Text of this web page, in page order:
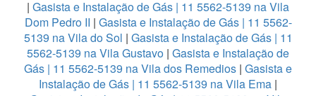
| Gasista e Instalação de Gás | 11 5562-5139 na Vila
Dom Pedro II | Gasista e Instalação de Gás | 11 5562-
5139 na Vila do Sol | Gasista e Instalação de Gás | 11
5562-5139 na Vila Gustavo | Gasista e Instalação de
Gás | 11 5562-5139 na Vila dos Remedios | Gasista e
Instalação de Gás | 11 5562-5139 na Vila Ema |